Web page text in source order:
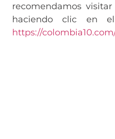
recomendamos
haciendo clic en
https://